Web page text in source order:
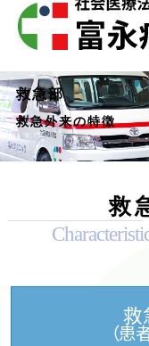
救急部
救急外来の特徴
救
救
（患